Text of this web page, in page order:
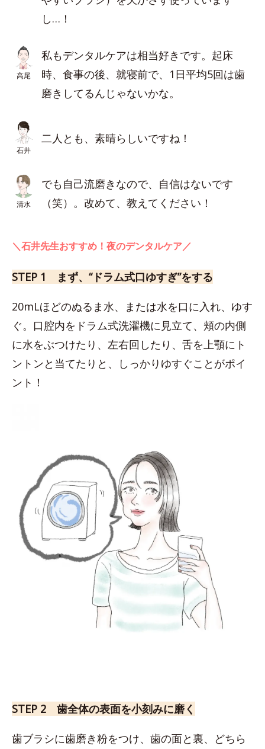
し…！
高尾
私もデンタルケアは相当好きです。起床
時、食事の後、就寝前で、1日平均5回は歯
磨きしてるんじゃないかな。
石井
二人とも、素晴らしいですね！
清水
でも自己流磨きなので、自信はないです
（笑）。改めて、教えてください！
＼石井先生おすすめ！夜のデンタルケア／
STEP 1 まず、“ドラム式口ゆすぎ”をする
20mLほどのぬるま水、または水を口に入れ、ゆす
ぐ。口腔内をドラム式洗濯機に見立て、頬の内側
に水をぶつけたり、左右回したり、舌を上顎にト
ントンと当てたりと、しっかりゆすぐことがポイ
ント！
STEP 2 歯全体の表面を小刻みに磨く
歯ブラシに歯磨き粉をつけ、歯の面と裏、どちら